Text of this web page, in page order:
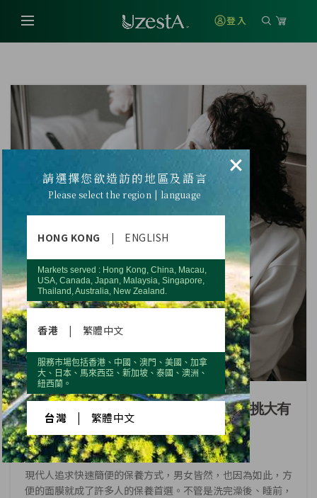
登入
美容保養
敷面膜總是弄得很狼狽不堪?面膜怎麼挑大有
0
現代人追求快速簡便的保養方式，男女皆然，也因為如此，方
便的面膜就成了許多人的保養首選。不管是洗完澡後、睡前，
×
請選擇您欲造訪的地區及語言
Please select the region | language
HONG KONG | ENGLISH
Markets served : Hong Kong, China, Macau,
USA, Canada, Japan, Malaysia, Singapore,
Thailand, Australia, New Zealand.
香港 | 繁體中文
服務市場包括香港、中國、澳門、美國、加拿
大、日本、馬來西亞、新加坡、泰國、澳洲、
紐西蘭。
台灣 繁體中文